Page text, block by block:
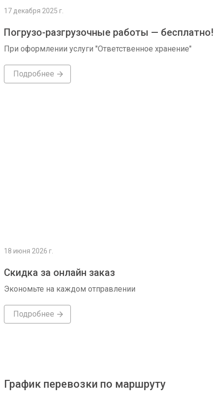
17 декабря 2025 г.
Погрузо-разгрузочные работы — бесплатно!
При оформлении услуги "Ответственное хранение"
Подробнее
18 июня 2026 г.
Скидка за онлайн заказ
Экономьте на каждом отправлении
Подробнее
График перевозки по маршруту